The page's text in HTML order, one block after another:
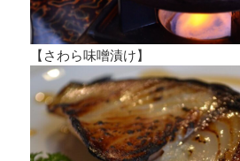
【さわら味噌漬け】